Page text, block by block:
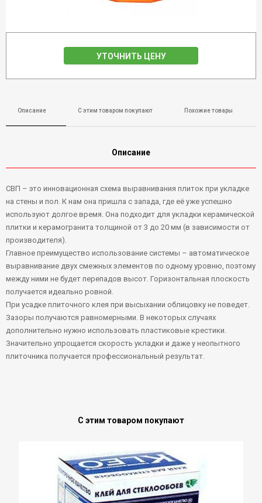
УТОЧНИТЬ ЦЕНУ
Описание С этим товаром покупают Похожие товары
Описание
СВП – это инновационная схема выравнивания плиток при укладке
на стены и пол. К нам она пришла с запада, где её уже успешно
используют долгое время. Она подходит для укладки керамической
плитки и керамогранита толщиной от 3 до 20 мм (в зависимости от
производителя).
Главное преимущество использование системы – автоматическое
выравнивание двух смежных элементов по одному уровню, поэтому
между ними не будет перепадов высот. Горизонтальная плоскость
получается идеально ровной.
При усадке плиточного клея при высыхании облицовку не поведет.
Зазоры получаются равномерными. В некоторых случаях
дополнительно нужно использовать пластиковые крестики.
Значительно упрощается скорость укладки и даже у неопытного
плиточника получается профессиональный результат.
С этим товаром покупают